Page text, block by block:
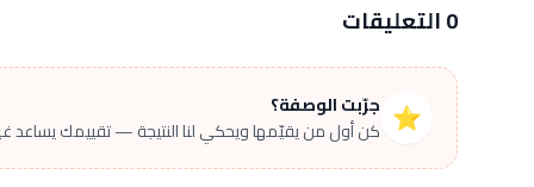
0 التعليقات
⭐ جرّبت الوصفة؟
كن أول من يقيّمها ويحكي لنا النتيجة — تقييمك يساعد